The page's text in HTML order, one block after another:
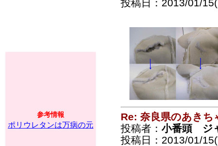
参考情報
ポリウレタンは万病の元
投稿日：2013/01/
Re: 奈良県のあきち
投稿者： 小番頭 ジ
投稿日：2013/01/